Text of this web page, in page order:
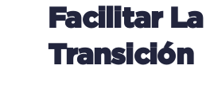
Facilitar La
Transición